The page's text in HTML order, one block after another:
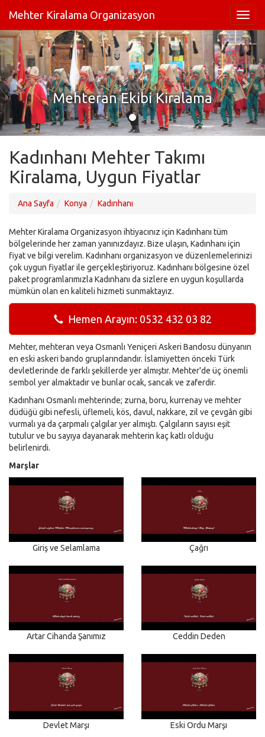
Mehter Kiralama Organizasyon
Mehteran Ekibi Kiralama
Kadınhanı Mehter Takımı
Kiralama, Uygun Fiyatlar
Ana Sayfa Konya Kadınhanı
Mehter Kiralama Organizasyon ihtiyacınız için Kadınhanı tüm
bölgelerinde her zaman yanınızdayız. Bize ulaşın, Kadınhanı için
fiyat ve bilgi verelim. Kadınhanı organizasyon ve düzenlemelerinizi
çok uygun fiyatlar ile gerçekleştiriyoruz. Kadınhanı bölgesine özel
paket programlarımızla Kadınhanı da sizlere en uygun koşullarda
mümkün olan en kaliteli hizmeti sunmaktayız.
Hemen Arayın: 0532 432 03 82
Mehter, mehteran veya Osmanlı Yeniçeri Askeri Bandosu dünyanın
en eski askeri bando gruplarındandır. İslamiyetten önceki Türk
devletlerinde de farklı şekillerde yer almıştır. Mehter'de üç önemli
sembol yer almaktadır ve bunlar ocak, sancak ve zaferdir.
Kadınhanı Osmanlı mehterinde; zurna, boru, kurrenay ve mehter
düdüğü gibi nefesli, üflemeli, kös, davul, nakkare, zil ve çevgân gibi
vurmalı ya da çarpmalı çalgılar yer almıştı. Çalgıların sayısı eşit
tutulur ve bu sayıya dayanarak mehterin kaç katlı olduğu
belirlenirdi.
Marşlar
Giriş ve Selamlama Çağrı
Artar Cihanda Şanımız Ceddin Deden
Devlet Marşı Eski Ordu Marşı